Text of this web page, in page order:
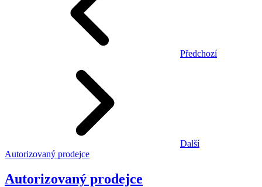
Předchozí
Další
Autorizovaný prodejce
Autorizovaný prodejce